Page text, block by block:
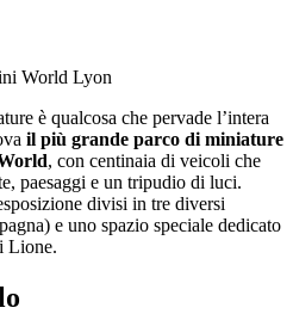
World Lyon
è qualcosa che pervade l’intera
il più grande parco di miniature
, con centinaia di veicoli che
paesaggi e un tripudio di luci.
divisi in tre diversi
e uno spazio speciale dedicato
Lione.